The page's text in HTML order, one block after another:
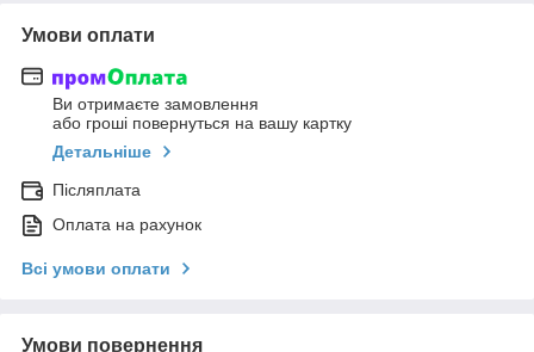
Умови оплати
Ви отримаєте замовлення
або гроші повернуться на вашу картку
Детальніше
Післяплата
Оплата на рахунок
Всі умови оплати
Умови повернення